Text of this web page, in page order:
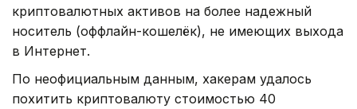
криптовалютных активов на более надежный
носитель (оффлайн-кошелёк), не имеющих выхода
в Интернет.
По неофициальным данным, хакерам удалось
похитить криптовалюту стоимостью 40